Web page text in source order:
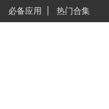
必备应用 热门合集